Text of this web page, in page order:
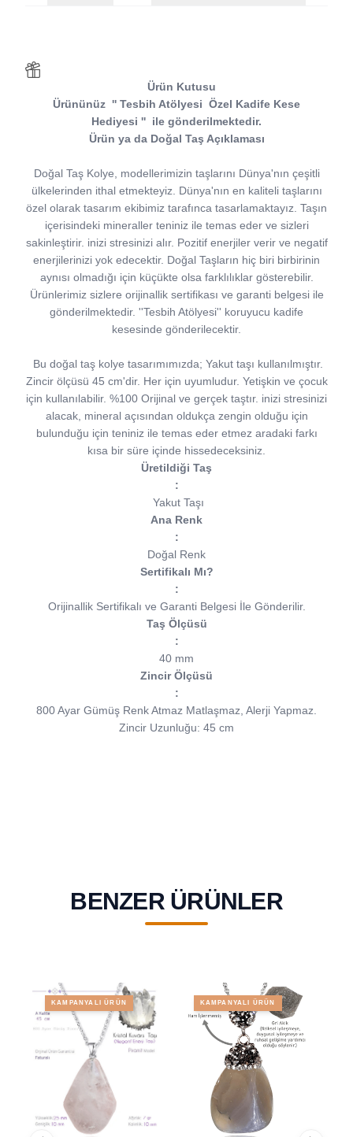
Ürün Kutusu
Ürününüz '' Tesbih Atölyesi Özel Kadife Kese
Hediyesi '' ile gönderilmektedir.
Ürün ya da Doğal Taş Açıklaması
Doğal Taş Kolye, modellerimizin taşlarını Dünya'nın çeşitli
ülkelerinden ithal etmekteyiz. Dünya'nın en kaliteli taşlarını
özel olarak tasarım ekibimiz tarafınca tasarlamaktayız. Taşın
içerisindeki mineraller teniniz ile temas eder ve sizleri
sakinleştirir. inizi stresinizi alır. Pozitif enerjiler verir ve negatif
enerjilerinizi yok edecektir. Doğal Taşların hiç biri birbirinin
aynısı olmadığı için küçükte olsa farklılıklar gösterebilir.
Ürünlerimiz sizlere orijinallik sertifikası ve garanti belgesi ile
gönderilmektedir. ''Tesbih Atölyesi'' koruyucu kadife
kesesinde gönderilecektir.
Bu doğal taş kolye tasarımımızda; Yakut taşı kullanılmıştır.
Zincir ölçüsü 45 cm'dir. Her için uyumludur. Yetişkin ve çocuk
için kullanılabilir. %100 Orijinal ve gerçek taştır. inizi stresinizi
alacak, mineral açısından oldukça zengin olduğu için
bulunduğu için teniniz ile temas eder etmez aradaki farkı
kısa bir süre içinde hissedeceksiniz.
Üretildiği Taş
:
Yakut Taşı
Ana Renk
:
Doğal Renk
Sertifikalı Mı?
:
Orijinallik Sertifikalı ve Garanti Belgesi İle Gönderilir.
Taş Ölçüsü
:
40 mm
Zincir Ölçüsü
:
800 Ayar Gümüş Renk Atmaz Matlaşmaz, Alerji Yapmaz.
Zincir Uzunluğu: 45 cm
BENZER ÜRÜNLER
KAMPANYALI ÜRÜN KAMPANYALI ÜRÜN